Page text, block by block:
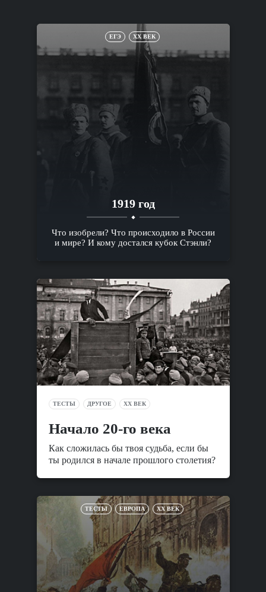
ЕГЭ XX ВЕК
1919 год
Что изобрели? Что происходило в России
и мире? И кому достался кубок Стэнли?
ТЕСТЫ ДРУГОЕ XX ВЕК
Начало 20-го века
Как сложилась бы твоя судьба, если бы
ты родился в начале прошлого столетия?
ТЕСТЫ ЕВРОПА XX ВЕК